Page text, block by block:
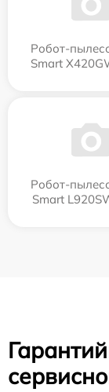
Робот-
Smart
Робот-
Smart